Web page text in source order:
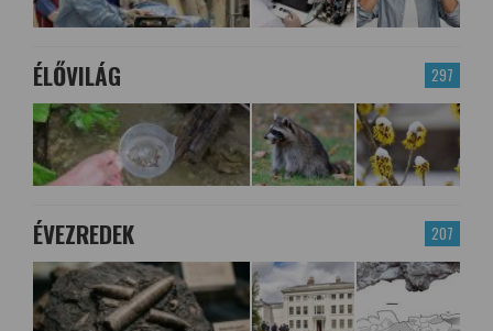
297
ÉLŐVILÁG
207
ÉVEZREDEK